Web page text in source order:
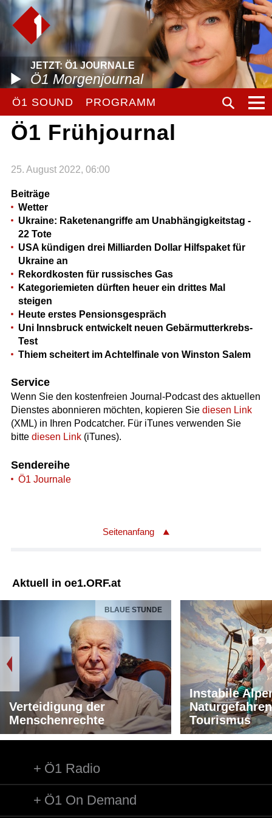
JETZT: Ö1 JOURNALE
Ö1 Morgenjournal
Ö1 SOUND PROGRAMM
Ö1 Frühjournal
25. August 2022, 06:00
Beiträge
Wetter
Ukraine: Raketenangriffe am Unabhängigkeitstag -
22 Tote
USA kündigen drei Milliarden Dollar Hilfspaket für
Ukraine an
Rekordkosten für russisches Gas
Kategoriemieten dürften heuer ein drittes Mal
steigen
Heute erstes Pensionsgespräch
Uni Innsbruck entwickelt neuen Gebärmutterkrebs-
Test
Thiem scheitert im Achtelfinale von Winston Salem
Service
Wenn Sie den kostenfreien Journal-Podcast des aktuellen
Dienstes abonnieren möchten, kopieren Sie diesen Link
(XML) in Ihren Podcatcher. Für iTunes verwenden Sie
bitte diesen Link(iTunes).
Sendereihe
Ö1 Journale
Seitenanfang
Aktuell in oe1.ORF.at
BLAUE STUNDE
Verteidigung der
Menschenrechte
Instabile
Tourismus
Ö1 Radio
Ö1 On Demand